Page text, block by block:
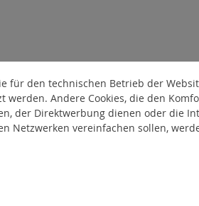
für den technischen Betrieb der
Andere Cookies, die den
der Direktwerbung dienen oder die
Netzwerken vereinfachen sollen,